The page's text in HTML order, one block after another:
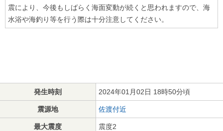
震により、今後もしばらく海面変動が続くと思われますので、海
水浴や海釣り等を行う際は十分注意してください。
発生時刻 2024年01月02日 18時50分頃
震源地 佐渡付近
最大震度 震度2